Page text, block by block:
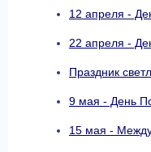
12 апреля -
22 апреля -
Праздник
9 мая - День
15 мая -